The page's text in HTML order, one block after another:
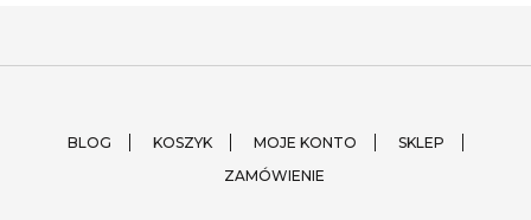
BLOG KOSZYK MOJE KONTO
SKLEP
ZAMÓWIENIE